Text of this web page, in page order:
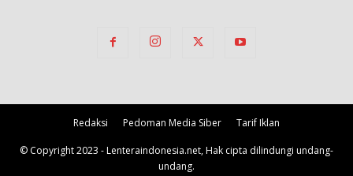
Redaksi Pedoman Media Siber Tarif Iklan
© Copyright 2023 - Lenteraindonesia.net, Hak cipta dilindungi undang-
undang.